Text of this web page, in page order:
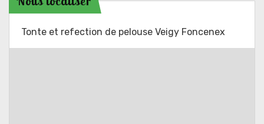
Tonte et refection de pelouse Veigy Foncenex